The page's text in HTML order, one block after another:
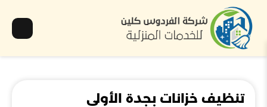
تنظيف خزانات بجدة الأولى